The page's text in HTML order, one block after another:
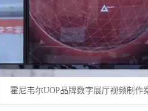
霍尼韦尔UOP品牌数字展厅视频制作